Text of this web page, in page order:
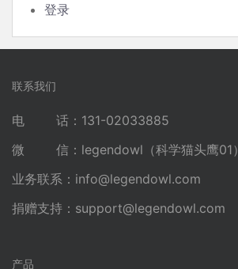
登录
联系我们
电 话：131-02033885
微 信：legendowl（科学猫头鹰01）
业务联系： info@legendowl.com
捐赠支持： support@legendowl.com
产品